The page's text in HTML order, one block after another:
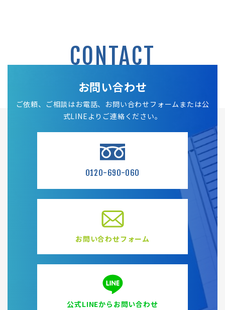
CONTACT
お問い合わせ
ご依頼、ご相談はお電話、お問い合わせフォームまたは公
式LINEよりご連絡ください。
0120-690-060
お問い合わせフォーム
公式LINEからお問い合わせ